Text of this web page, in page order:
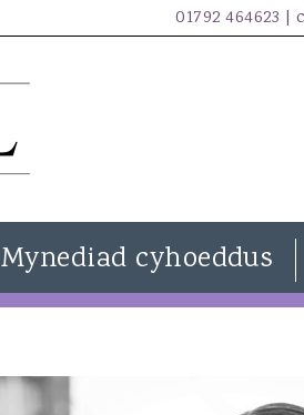
01792 464623 |
Mynediad cyhoeddus